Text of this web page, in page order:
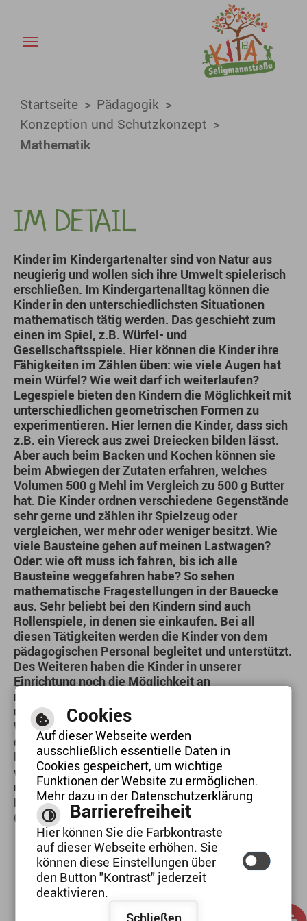
Mathematik - KiTa
Startseite
Pädagogik
Konzeption und Schutzkonzept
Mathematik
IM DETAIL
Kinder im Kindergartenalter sind von Natur aus
neugierig und wollen sich ihre Umwelt spielerisch
erschließen. Im Kindergartenalltag können die
Kinder in den unterschiedlichsten Situationen
mathematisch tätig werden. Das geschieht zum
einen im Spiel, z.B. Würfel- und
Gesellschaftsspiele. Hier können die Kinder ihre
Fähigkeiten im Zählen üben: wie viele Augen hat
mein Würfel? Wie weit darf ich weiterlaufen?
Legespiele bieten den Kindern die Möglichkeit mit
unterschiedlichen geometrischen Formen zu
experimentieren. Hier lernen die Kinder, dass sich
z.B. ein Viereck aus zwei Dreiecken bilden lässt.
Aber auch beim Backen und Kochen können sie
beim Abwiegen der Zutaten erfahren, welches
Volumen 500 g Mehl im Vergleich zu 500 g Butter
hat. Die Kinder ordnen verschiedene Gegenstände
sehr gerne und zählen ihr Spielzeug oder
vergleichen, wer mehr oder weniger besitzt. Wie
viele Bausteine gehen auf meinen Lastwagen?
Oder: wie oft muss ich fahren, bis ich alle
Bausteine weggefahren habe? So sehen
mathematische Fragestellungen in der Bauecke
aus. Sehr beliebt bei den Kindern sind auch
Rollenspiele, in denen sie einkaufen. Bei all
diesen Tätigkeiten werden die Kinder von dem
pädagogischen Personal begleitet und unterstützt.
Des Weiteren haben die Kinder in unserer
Einrichtung noch die Möglichkeit an
mathematischen Projekten
unserm Kindergarten können die
Wackelzahnkinder (Vorschulkinder ab 5 Jahre) an
demProjekt „Entdeckungen im Zahlenland“ (nach
Prof. Preiß)teilnehmen. Für die jüngeren Kinder
wird ebenfalls einProjekt aus dem
mathematischen Bereich angeboten. Hier können
Kinder ab 3 Jahren„Entdeckungen im Entenland“
(nach Prof. Preiß)machen.
Cookies
Auf dieser Webseite werden
ausschließlich essentielle Daten in
Cookies gespeichert, um wichtige
Funktionen der Website zu ermöglichen.
Mehr dazu in der Datenschutzerklärung
Barrierefreiheit
Hier können Sie die Farbkontraste
auf dieser Webseite erhöhen. Sie
können diese Einstellungen über
den Button "Kontrast" jederzeit
deaktivieren.
Schließen